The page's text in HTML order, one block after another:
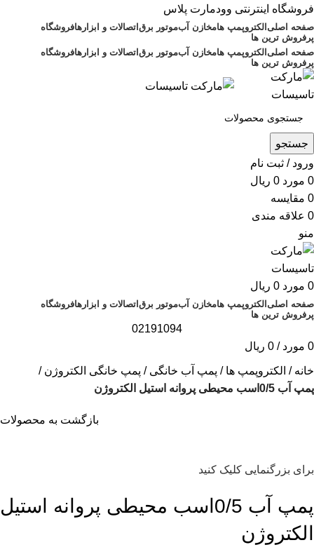
فروشگاه اینترنتی وودمارت پلاس
صفحه اصلی الکتروپمپ هامخازن آبموتور برق اتصالات و ابزارهافروشگاه
پرفروش ترین ها
صفحه اصلی الکتروپمپ هامخازن آبموتور برق اتصالات و ابزارهافروشگاه
پرفروش ترین ها
جستجو
ورود / ثبت نام
0 مورد 0 ریال
0 مقايسه
0 علاقه مندی
منو
0 مورد 0 ریال
صفحه اصلی الکتروپمپ هامخازن آبموتور برق اتصالات و ابزارهافروشگاه
پرفروش ترین ها
02191094
0 مورد /
0 ریال
خانه الکتروپمپ ها پمپ آب خانگی
پمپ خانگی الکتروژن
پمپ آب 0/5اسب محیطی پروانه استیل الکتروژن
بازگشت به محصولات
برای بزرگنمایی کلیک کنید
پمپ آب 0/5اسب محیطی پروانه استیل
الکتروژن